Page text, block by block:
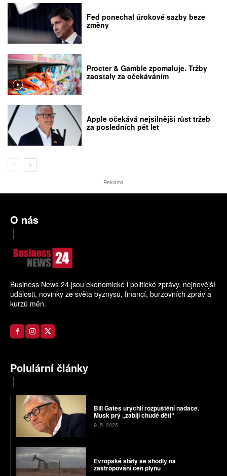
Fed ponechal úrokové sazby beze
změny
Procter & Gamble zpomaluje. Tržby
zaostaly za očekáváním
Apple očekává nejsilnější růst tržeb
za posledních pět let
Reklama
O nás
Business News 24 jsou ekonomické i politické zprávy, nejnovější
události, novinky ze světa byznysu, financí, burzovních zpráv a
kurzů měn.
Polulární články
Bill Gates urychlí rozpuštění nadace.
Musk prý „zabíjí chudé děti“
9. 5. 2025
Evropské státy se shodly na
zastropování cen plynu